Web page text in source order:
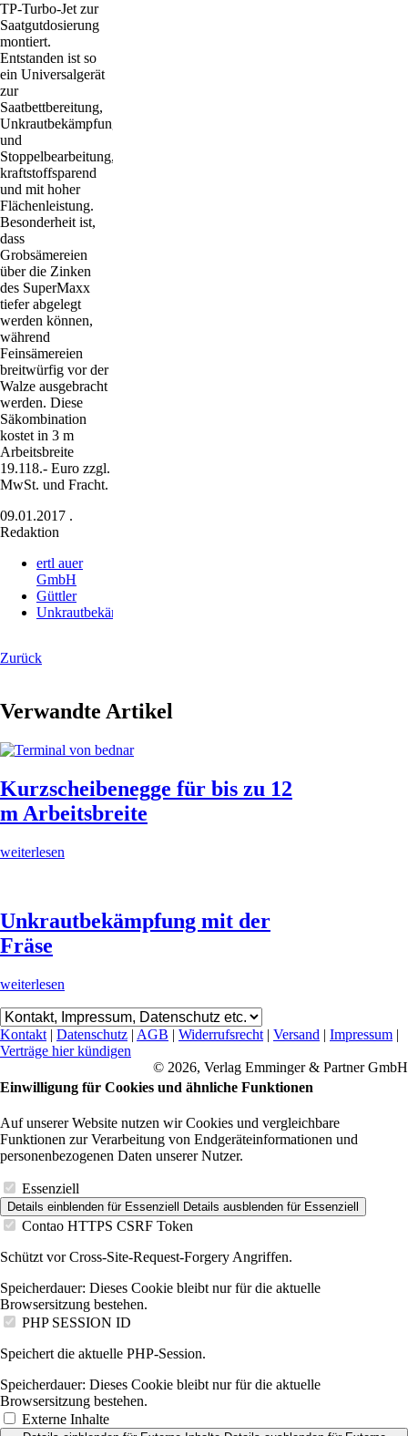
TP-Turbo-Jet zur
Saatgutdosierung
montiert.
Entstanden ist so
ein Universalgerät
zur
Saatbettbereitung,
Unkrautbekämpfung
und
Stoppelbearbeitung,
kraftstoffsparend
und mit hoher
Flächenleistung.
Besonderheit ist,
dass
Grobsämereien
über die Zinken
des SuperMaxx
tiefer abgelegt
werden können,
während
Feinsämereien
breitwürfig vor der
Walze ausgebracht
werden. Diese
Säkombina­tion
kostet in 3 m
Arbeitsbreite
19.118.- Euro zzgl.
MwSt. und Fracht.
09.01.2017 .
Redaktion
ertl auer
GmbH
Güttler
Unkrautbekämpfung
Zurück
Verwandte Artikel
Kurzscheibenegge für bis zu 12
m Arbeitsbreite
weiterlesen
Unkrautbekämpfung mit der
Fräse
weiterlesen
Kontakt| Datenschutz | AGB | Widerrufsrecht| Versand | Impressum |
Verträge hier kündigen
© 2026, Verlag Emminger & Partner GmbH
Einwilligung für Cookies und ähnliche Funktionen
Auf unserer Website nutzen wir Cookies und vergleichbare
Funktionen zur Verarbeitung von Endgeräteinformationen und
personenbezogenen Daten unserer Nutzer.
Essenziell
Details einblenden für Essenziell Details ausblenden für Essenziell
Contao HTTPS CSRF Token
Schützt vor Cross-Site-Request-Forgery Angriffen.
Speicherdauer: Dieses Cookie bleibt nur für die aktuelle
Browsersitzung bestehen.
PHP SESSION ID
Speichert die aktuelle PHP-Session.
Speicherdauer: Dieses Cookie bleibt nur für die aktuelle
Browsersitzung bestehen.
Externe Inhalte